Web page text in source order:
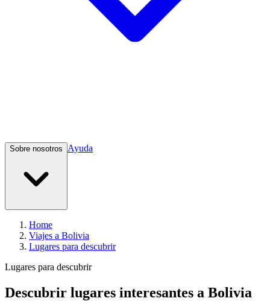
Sobre nosotros Ayuda
Home
Viajes a Bolivia
Lugares para descubrir
Lugares para descubrir
Descubrir lugares interesantes a Bolivia